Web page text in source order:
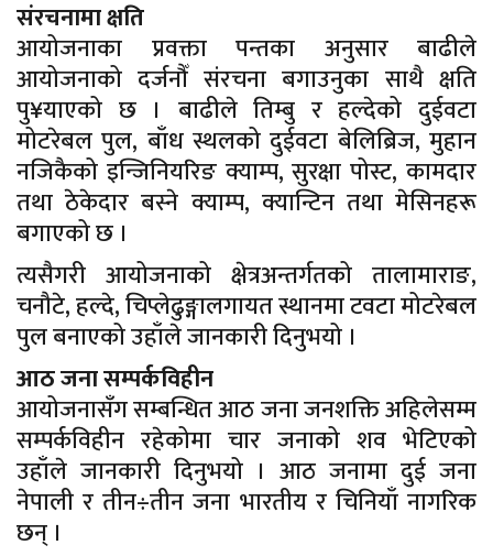
संरचनामा क्षति
आयोजनाका प्रवक्ता पन्तका अनुसार बाढीले
आयोजनाको दर्जनौँ संरचना बगाउनुका साथै क्षति
पु¥याएको छ । बाढीले तिम्बु र हल्देको दुईवटा
मोटरेबल पुल, बाँध स्थलको दुईवटा बेलिब्रिज, मुहान
नजिकैको इन्जिनियरिङ क्याम्प, सुरक्षा पोस्ट, कामदार
तथा ठेकेदार बस्ने क्याम्प, क्यान्टिन तथा मेसिनहरू
बगाएको छ ।
त्यसैगरी आयोजनाको क्षेत्रअन्तर्गतको तालामाराङ,
चनौटे, हल्दे, चिप्लेढुङ्गालगायत स्थानमा टवटा मोटरेबल
पुल बनाएको उहाँले जानकारी दिनुभयो ।
आठ जना सम्पर्कविहीन
आयोजनासँग सम्बन्धित आठ जना जनशक्ति अहिलेसम्म
सम्पर्कविहीन रहेकोमा चार जनाको शव भेटिएको
उहाँले जानकारी दिनुभयो । आठ जनामा दुई जना
नेपाली र तीन÷तीन जना भारतीय र चिनियाँ नागरिक
छन् ।